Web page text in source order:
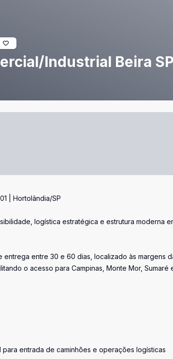
Industrial Beira
| Hortolândia/SP
logística estratégica e estrutura moderna
entre 30 e 60 dias, localizado às margens
o acesso para Campinas, Monte Mor, Sumaré
entrada de caminhões e operações logísticas